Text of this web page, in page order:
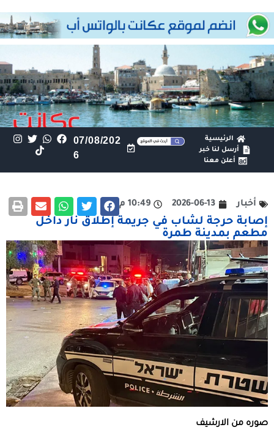
الرئيسية
أرسل لنا خبر
أعلن معنا
07/08/202
6
أخبار 2026-06-13 10:49 م
إصابة حرجة لشاب في جريمة إطلاق نار داخل
مطعم بمدينة طمرة
صوره من الارشيف